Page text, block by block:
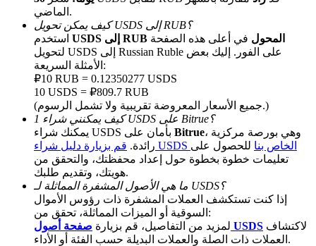
الإحالة
قم بدعوة صديق لتحصل على مكافآت نقدية
Deposit CASHCAT & Win
الماضي.
كيف يمكن تحويل USDS إلى RUB؟
USDS إلى RUB المحول في أعلى هذه الصفحة
لتحويل USDS إلى Russian Ruble على الفور. إليك بعض
الأمثلة السريعة:
₽10 RUB = 0.12350277 USDS
10 USDS = ₽809.7 RUB
(جميع الأسعار المعروضة تقريبية ولا تشمل الرسوم.)
كيف يمكنني شراء 1 USDS على Bitrue؟
Bitrue، وهي بورصة مركزية
رائدة.
قم بزيارة دليل شراء USDS الخاص بنا للحصول على
تعليمات خطوة بخطوة حول إعداد محفظتك، والتحقق من
هويتك، وتقديم طلبك.
ما هي الأصول المشفرة المماثلة لـ USDS؟
إذا كنت تستكشف العملات المشفرة ذات رؤوس الأموال
السوقية أو الميزات المماثلة، تحقق من:
لمزيد من التفاصيل، قم بزيارة صفحة أصول USDS
العملات ذات الصلة والعملات البديلة حسب الفئة أو الأداء.